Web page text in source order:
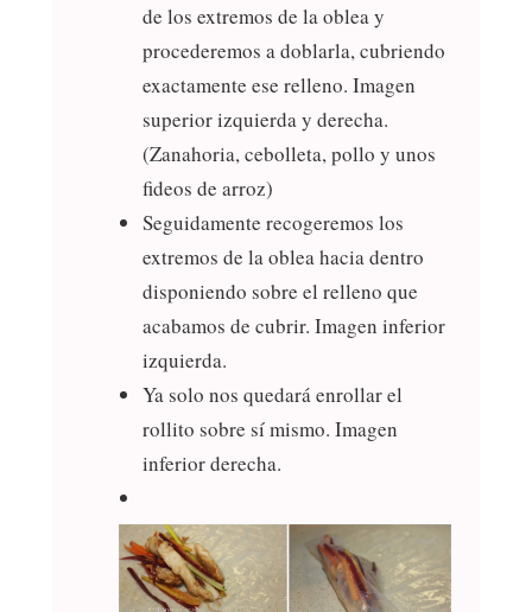
de los extremos de la oblea y
procederemos a doblarla, cubriendo
exactamente ese relleno. Imagen
superior izquierda y derecha.
(Zanahoria, cebolleta, pollo y unos
fideos de arroz)
Seguidamente recogeremos los
extremos de la oblea hacia dentro
disponiendo sobre el relleno que
acabamos de cubrir. Imagen inferior
izquierda.
Ya solo nos quedará enrollar el
rollito sobre sí mismo. Imagen
inferior derecha.